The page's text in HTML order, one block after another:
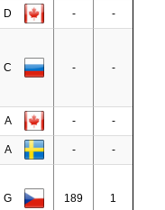
D - -
C - -
A - -
A - -
G 189 1